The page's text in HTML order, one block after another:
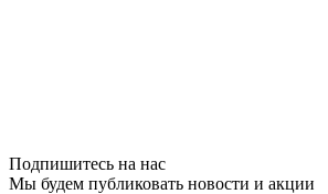
Подпишитесь на нас
Мы будем публиковать новости и акции